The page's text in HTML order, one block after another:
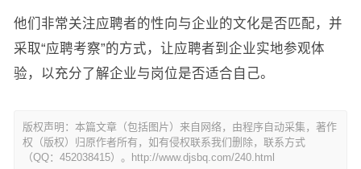
他们非常关注应聘者的性向与企业的文化是否匹配，并
采取“应聘考察”的方式，让应聘者到企业实地参观体
验，以充分了解企业与岗位是否适合自己。
版权声明：本篇文章（包括图片）来自网络，由程序自动采集，著作
权（版权）归原作者所有，如有侵权联系我们删除，联系方式
（QQ：452038415）。http://www.djsbq.com/240.html